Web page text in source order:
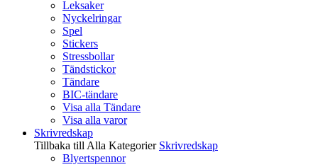
Leksaker
Nyckelringar
Spel
Stickers
Stressbollar
Tändstickor
Tändare
BIC-tändare
Visa alla Tändare
Visa alla varor
Skrivredskap
Tillbaka till Alla Kategorier Skrivredskap
Blyertspennor